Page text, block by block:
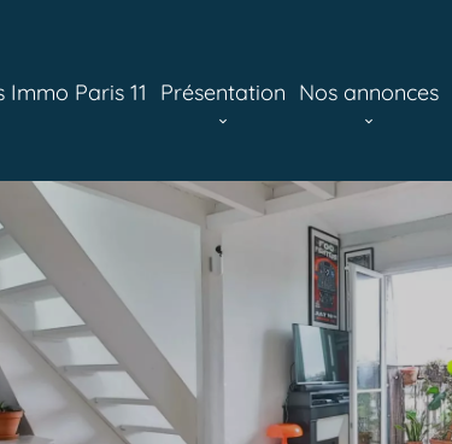
Immo Paris 11 Présentation Nos annonces